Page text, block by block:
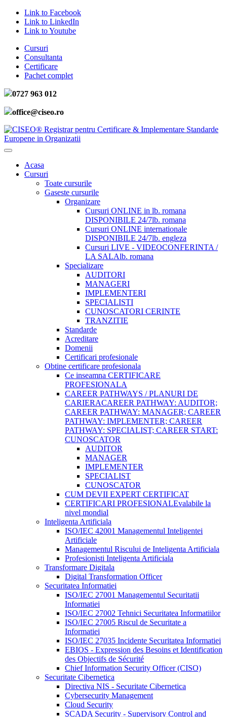
Link to Facebook
Link to LinkedIn
Link to Youtube
Cursuri
Consultanta
Certificare
Pachet complet
0727 963 012
office@ciseo.ro
Acasa
Cursuri
Toate cursurile
Gaseste cursurile
Organizare
Cursuri ONLINE in lb. romana
DISPONIBILE 24/7lb. romana
Cursuri ONLINE internationale
DISPONIBILE 24/7lb. engleza
Cursuri LIVE - VIDEOCONFERINTA /
LA SALAlb. romana
Specializare
AUDITORI
MANAGERI
IMPLEMENTERI
SPECIALISTI
CUNOSCATORI CERINTE
TRANZITIE
Standarde
Acreditare
Domenii
Certificari profesionale
Obtine certificare profesionala
Ce inseamna CERTIFICARE
PROFESIONALA
CAREER PATHWAYS / PLANURI DE
CARIERACAREER PATHWAY: AUDITOR;
CAREER PATHWAY: MANAGER; CAREER
PATHWAY: IMPLEMENTER; CAREER
PATHWAY: SPECIALIST; CAREER START:
CUNOSCATOR
AUDITOR
MANAGER
IMPLEMENTER
SPECIALIST
CUNOSCATOR
CUM DEVII EXPERT CERTIFICAT
CERTIFICARI PROFESIONALEvalabile la
nivel mondial
Inteligenta Artificiala
ISO/IEC 42001 Managementul Inteligentei
Artificiale
Managementul Riscului de Inteligenta Artificiala
Profesionisti Inteligenta Artificiala
Transformare Digitala
Digital Transformation Officer
Securitatea Informatiei
ISO/IEC 27001 Managementul Securitatii
Informatiei
ISO/IEC 27002 Tehnici Securitatea Informatiilor
ISO/IEC 27005 Riscul de Securitate a
Informatiei
ISO/IEC 27035 Incidente Securitatea Informatiei
EBIOS - Expression des Besoins et Identification
des Objectifs de Sécurité
Chief Information Security Officer (CISO)
Securitate Cibernetica
Directiva NIS - Securitate Cibernetica
Cybersecurity Management
Cloud Security
SCADA Security - Supervisory Control and